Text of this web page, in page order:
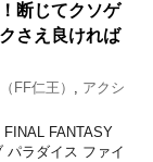
断じてクソゲ
さえ良ければ
FF仁王） , アクシ
FINAL FANTASY
パラダイス ファイ